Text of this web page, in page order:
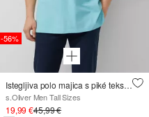
-56%
Istegljiva polo majica s piké teksturom
s.Oliver Men Tall Sizes
19,99 €45,99 €